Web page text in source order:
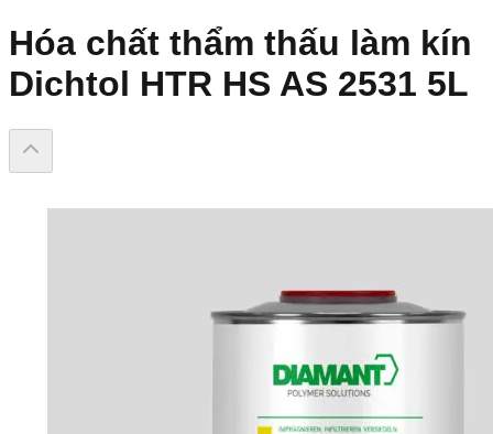
Hóa chất thẩm thấu làm kín
Dichtol HTR HS AS 2531 5L